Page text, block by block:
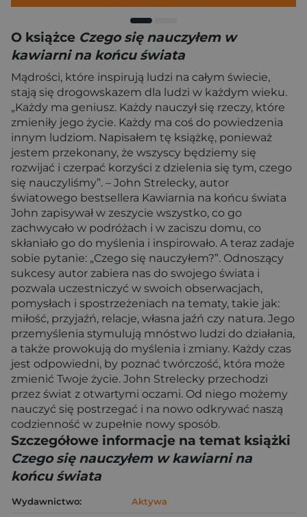
O książce Czego się nauczyłem w
kawiarni na końcu świata
Mądrości, które inspirują ludzi na całym świecie,
stają się drogowskazem dla ludzi w każdym wieku.
„Każdy ma geniusz. Każdy nauczył się rzeczy, które
zmieniły jego życie. Każdy ma coś do powiedzenia
innym ludziom. Napisałem tę książkę, ponieważ
jestem przekonany, że wszyscy będziemy się
rozwijać i czerpać korzyści z dzielenia się tym, czego
się nauczyliśmy”. – John Strelecky, autor
światowego bestsellera Kawiarnia na końcu świata
John zapisywał w zeszycie wszystko, co go
zachwycało w podróżach i w zaciszu domu, co
skłaniało go do myślenia i inspirowało. A teraz zadaje
sobie pytanie: „Czego się nauczyłem?”. Odnoszący
sukcesy autor zabiera nas do swojego świata i
pozwala uczestniczyć w swoich obserwacjach,
pomysłach i spostrzeżeniach na tematy, takie jak:
miłość, przyjaźń, relacje, własna jaźń czy natura. Jego
przemyślenia stymulują mnóstwo ludzi do działania,
a także prowokują do myślenia i zmiany. Każdy czas
jest odpowiedni, by poznać twórczość, która może
zmienić Twoje życie. John Strelecky przechodzi
przez świat z otwartymi oczami. Od niego możemy
nauczyć się postrzegać i na nowo odkrywać naszą
codzienność w zupełnie nowy sposób.
Szczegółowe informacje na temat książki
Czego się nauczyłem w kawiarni na
końcu świata
Wydawnictwo:
Aktywa